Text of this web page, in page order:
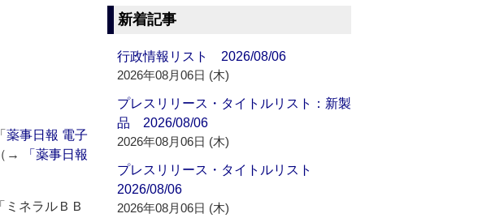
薬事日報 電子
→
「薬事日報
ミネラルＢＢ
新着記事
行政情報リスト 2026/08/06
2026年08月06日 (木)
プレスリリース・タイトルリスト：新製
品 2026/08/06
2026年08月06日 (木)
プレスリリース・タイトルリスト
2026/08/06
2026年08月06日 (木)